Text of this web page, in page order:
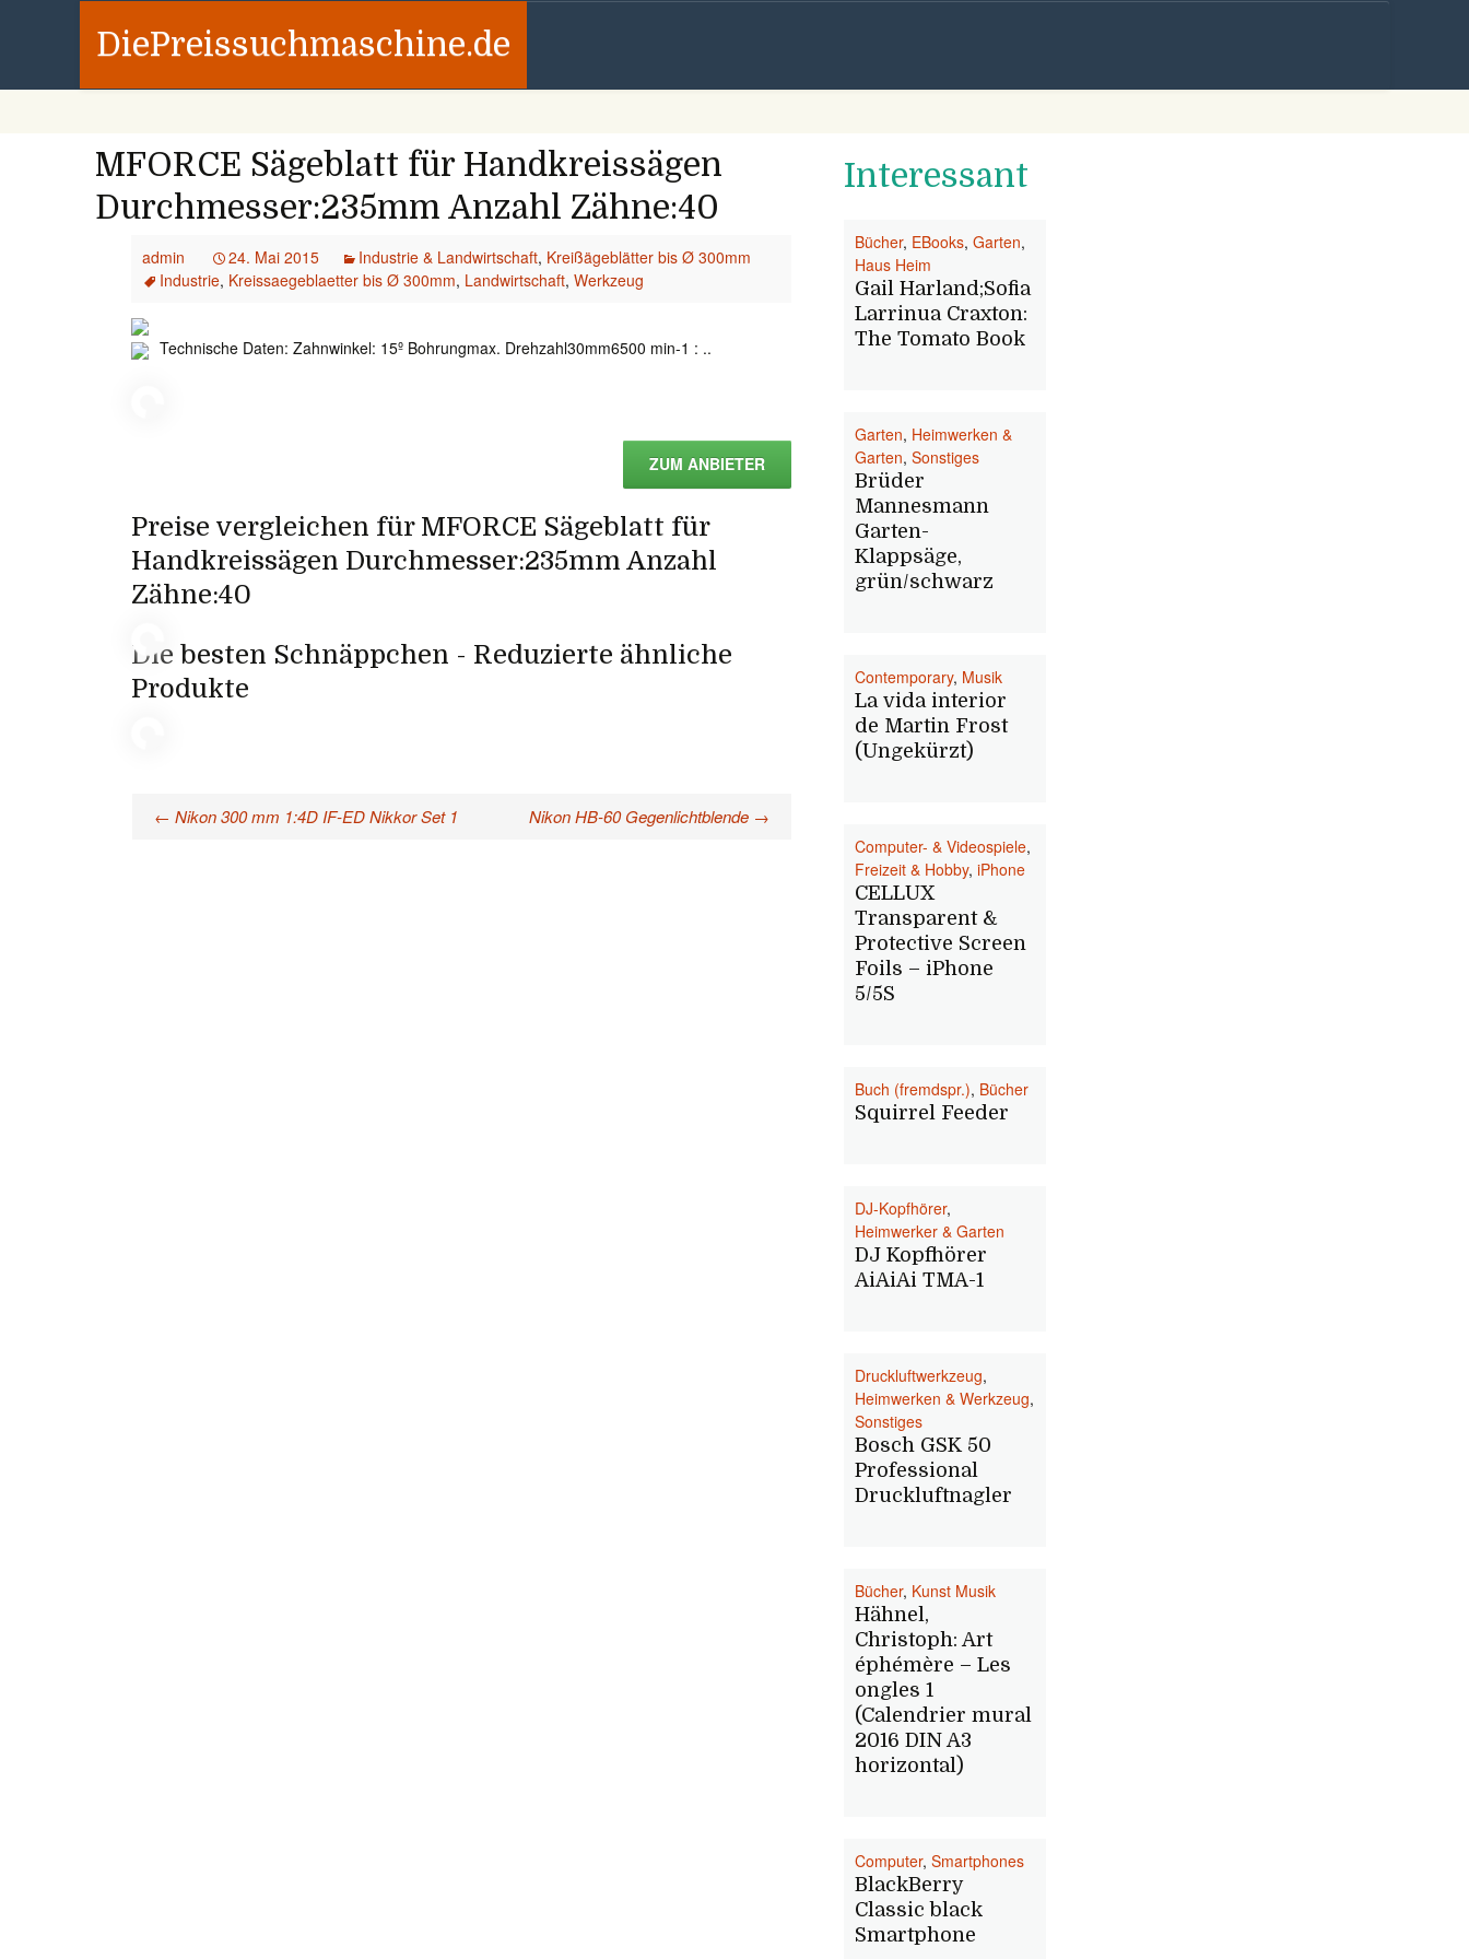
DiePreissuchmaschine.de
MFORCE Sägeblatt für Handkreissägen
Durchmesser:235mm Anzahl Zähne:40
admin 24. Mai 2015 Industrie & Landwirtschaft, Kreißägeblätter bis Ø 300mm
Industrie, Kreissaegeblaetter bis Ø 300mm, Landwirtschaft, Werkzeug
Technische Daten: Zahnwinkel: 15º Bohrungmax. Drehzahl30mm6500 min-1 : ..
ZUM ANBIETER
Preise vergleichen für MFORCE Sägeblatt für
Handkreissägen Durchmesser:235mm Anzahl
Zähne:40
Die besten Schnäppchen - Reduzierte ähnliche
Produkte
← Nikon 300 mm 1:4D IF-ED Nikkor Set 1 Nikon HB-60 Gegenlichtblende →
Interessant
Bücher, EBooks, Garten,
Haus Heim
Gail Harland;Sofia
Larrinua Craxton:
The Tomato Book
Garten, Heimwerken &
Garten, Sonstiges
Brüder
Mannesmann
Garten-
Klappsäge,
grün/schwarz
Contemporary, Musik
La vida interior
de Martin Frost
(Ungekürzt)
Computer- & Videospiele,
Freizeit & Hobby, iPhone
CELLUX
Transparent &
Protective Screen
Foils – iPhone
5/5S
Buch (fremdspr.), Bücher
Squirrel Feeder
DJ-Kopfhörer,
Heimwerker & Garten
DJ Kopfhörer
AiAiAi TMA-1
Druckluftwerkzeug,
Heimwerken & Werkzeug,
Sonstiges
Bosch GSK 50
Professional
Druckluftnagler
Bücher, Kunst Musik
Hähnel,
Christoph: Art
éphémère – Les
ongles 1
(Calendrier mural
2016 DIN A3
horizontal)
Computer, Smartphones
BlackBerry
Classic black
Smartphone